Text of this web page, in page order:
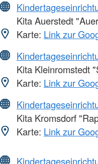
Kita Auerstedt
Karte: Link zur
Kita Kleinromstedt
Karte: Link zur
Kita Kromsdorf
Karte: Link zur